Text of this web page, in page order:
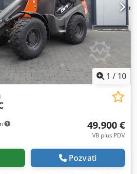
1 / 10
49.900 €
VB plus PDV
Pozvati